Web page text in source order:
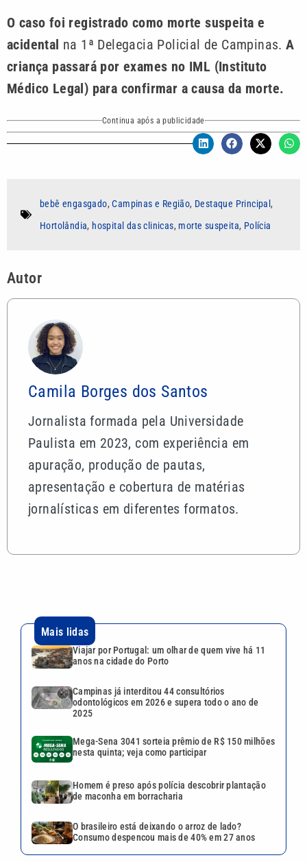
O caso foi registrado como morte suspeita e
acidental na 1ª Delegacia Policial de Campinas.A
criança passará por exames no IML (Instituto
Médico Legal) para confirmar a causa da morte.
Continua após a publicidade
bebê engasgado,Campinas e Região, Destaque Principal,
Hortolândia, hospital das clinicas, morte suspeita, Polícia
Autor
Camila Borges dos Santos
Jornalista formada pela Universidade
Paulista em 2023, com experiência em
apuração, produção de pautas,
apresentação e cobertura de matérias
jornalísticas em diferentes formatos.
Mais lidas
Viajar por Portugal: um olhar de quem vive há 11
anos na cidade do Porto
Campinas já interditou 44 consultórios
odontológicos em 2026 e supera todo o ano de
2025
Mega-Sena 3041 sorteia prêmio de R$ 150 milhões
nesta quinta; veja como participar
Homem é preso após polícia descobrir plantação
de maconha em borracharia
O brasileiro está deixando o arroz de lado?
Consumo despencou mais de 40% em 27 anos